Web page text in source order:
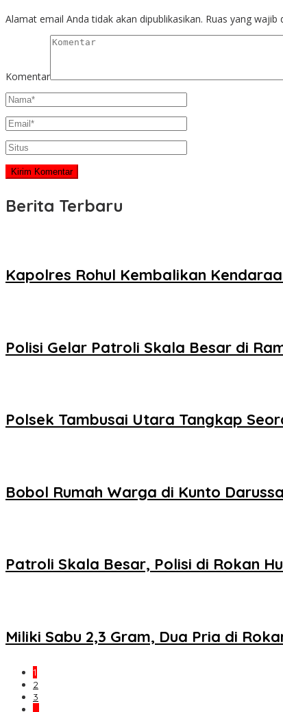
Alamat email Anda tidak akan dipublikasikan. Ruas yang wajib
Komentar
Berita Terbaru
Kapolres Rohul Kembalikan
Polisi Gelar Patroli Skala Besar di
Polsek Tambusai Utara Tangkap
Bobol Rumah Warga di Kunto
Patroli Skala Besar, Polisi di Rokan
Miliki Sabu 2,3 Gram, Dua Pria di
1
2
3